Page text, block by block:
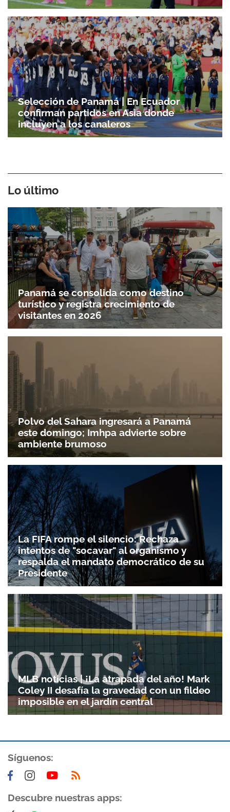
Gracias por suscribirte a nuestro boletín.
ACEPTAR
Selección de Panamá | En Ecuador
confirman partidos en Asia donde
incluyen a los canaleros
Lo último
Panamá se consolida como destino
turístico y registra crecimiento de
visitantes en 2026
Polvo del Sahara ingresará a Panamá
este domingo; Imhpa advierte sobre
ambiente brumoso
La FIFA rompe el silencio: Rechaza
intentos de "socavar" al organismo y
respalda el mandato democrático de su
Presidente
MLB noticias | ¡La atrapada del año! Mark
Coley II desafía la gravedad con un fildeo
imposible en el jardín central
Síguenos:
Descubre nuestras apps: